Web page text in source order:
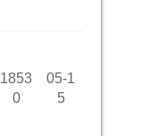
1853
0
05-1
5